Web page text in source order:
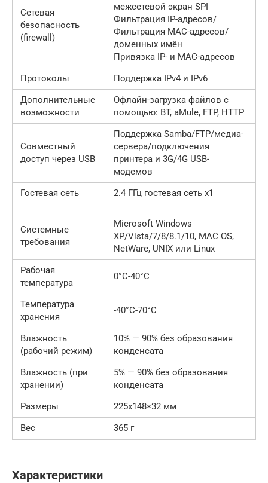
Сетевая
безопасность
(firewall)
межсетевой экран SPI
Фильтрация IP-адресов/
Фильтрация MAC-адресов/
доменных имён
Привязка IP- и MAC-адресов
Протоколы
Поддержка IPv4 и IPv6
Дополнительные
возможности
Офлайн-загрузка файлов с
помощью: BT, aMule, FTP, HTTP
Совместный
доступ через USB
Поддержка Samba/FTP/медиа-
сервера/подключения
принтера и 3G/4G USB-
модемов
Гостевая сеть
2.4 ГГц гостевая сеть х1
Системные
требования
Microsoft Windows
XP/Vista/7/8/8.1/10, MAC OS,
NetWare, UNIX или Linux
Рабочая
температура
0°С-40°С
Температура
хранения
-40°С-70°С
Влажность
(рабочий режим)
10% — 90% без образования
конденсата
Влажность (при
хранении)
5% — 90% без образования
конденсата
Размеры
225х148×32 мм
Вес
365 г
Характеристики